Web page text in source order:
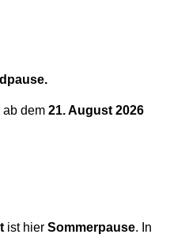
ab dem 21. August 2026
ist hier Sommerpause. In